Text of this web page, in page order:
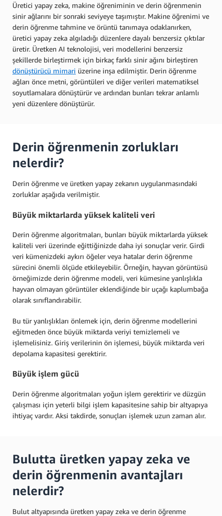
Üretici yapay zeka, makine öğreniminin ve derin öğrenmenin
sinir ağlarını bir sonraki seviyeye taşımıştır. Makine öğrenimi ve
derin öğrenme tahmine ve örüntü tanımaya odaklanırken,
üretici yapay zeka algıladığı düzenlere dayalı benzersiz çıktılar
üretir. Üretken AI teknolojisi, veri modellerini benzersiz
şekillerde birleştirmek için birkaç farklı sinir ağını birleştiren
dönüştürücü mimari üzerine inşa edilmiştir. Derin öğrenme
ağları önce metni, görüntüleri ve diğer verileri matematiksel
soyutlamalara dönüştürür ve ardından bunları tekrar anlamlı
yeni düzenlere dönüştürür.
Derin öğrenmenin zorlukları
nelerdir?
Derin öğrenme ve üretken yapay zekanın uygulanmasındaki
zorluklar aşağıda verilmiştir.
Büyük miktarlarda yüksek kaliteli veri
Derin öğrenme algoritmaları, bunları büyük miktarlarda yüksek
kaliteli veri üzerinde eğittiğinizde daha iyi sonuçlar verir. Girdi
veri kümenizdeki aykırı öğeler veya hatalar derin öğrenme
sürecini önemli ölçüde etkileyebilir. Örneğin, hayvan görüntüsü
örneğimizde derin öğrenme modeli, veri kümesine yanlışlıkla
hayvan olmayan görüntüler eklendiğinde bir uçağı kaplumbağa
olarak sınıflandırabilir.
Bu tür yanlışlıkları önlemek için, derin öğrenme modellerini
eğitmeden önce büyük miktarda veriyi temizlemeli ve
işlemelisiniz. Giriş verilerinin ön işlemesi, büyük miktarda veri
depolama kapasitesi gerektirir.
Büyük işlem gücü
Derin öğrenme algoritmaları yoğun işlem gerektirir ve düzgün
çalışması için yeterli bilgi işlem kapasitesine sahip bir altyapıya
ihtiyaç vardır. Aksi takdirde, sonuçları işlemek uzun zaman alır.
Bulutta üretken yapay zeka ve
derin öğrenmenin avantajları
nelerdir?
Bulut altyapısında üretken yapay zeka ve derin öğrenme